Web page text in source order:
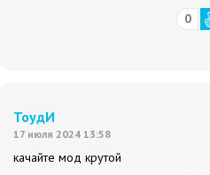
0
ТоудИ
17 июля 2024 13:58
качайте мод крутой